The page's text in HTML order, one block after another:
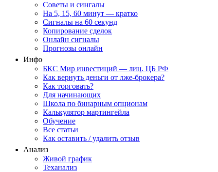
Советы и сингалы
На 5, 15, 60 минут — кратко
Сигналы на 60 секунд
Копирование сделок
Онлайн сигналы
Прогнозы онлайн
Инфо
БКС Мир инвестиций — лиц. ЦБ РФ
Как вернуть деньги от лже-брокера?
Как торговать?
Для начинающих
Школа по бинарным опционам
Калькулятор мартингейла
Обучение
Все статьи
Как оставить / удалить отзыв
Анализ
Живой график
Теханализ